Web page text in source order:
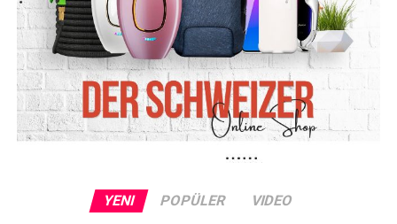
Nazlı Eray’ın kalemiyle tanışmam ise çok eskiye
dayanmıyor. Canım kitap kulübüm
@gocmenkitapseverler ‘in kurucularından sevgili Melis
Uluğtekin’in önerisiyleOrphee’yi almıştım. Melis, “Nazlı
Eray, büyülü gerçekçiliğin Türkiye’deki en önemli
isimlerinden biri ve bu kitap da muhakkak okunması
gereken kült bir eser,” demişti. Kitabı okuduğumda
bir araştırma da yapmıştım.
YENI POPÜLER VIDEO